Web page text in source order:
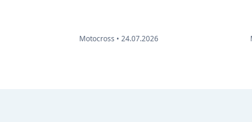
Motocross • 24.07.2026